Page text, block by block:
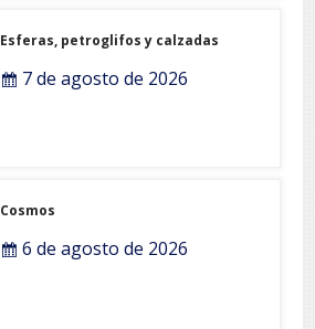
Esferas, petroglifos y calzadas
7 de agosto de 2026
Cosmos
6 de agosto de 2026